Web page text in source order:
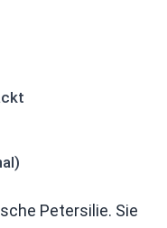
Petersilie. Sie